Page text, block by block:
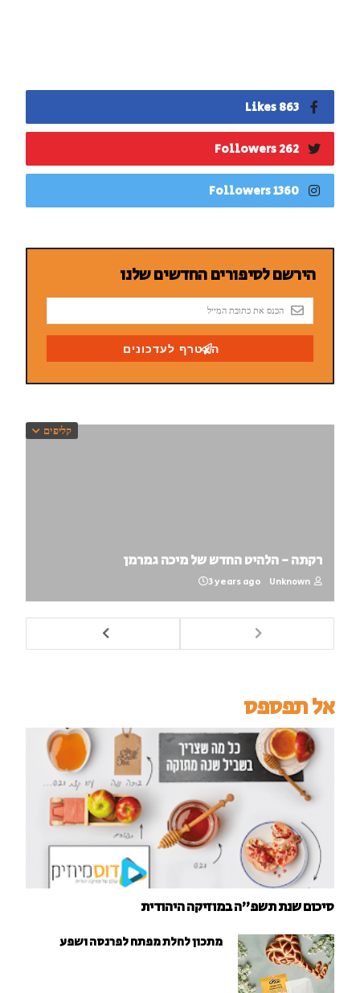
863 Likes
262 Followers
1360 Followers
קליפים
רקתה - הלהיט החדש של מיכה גמרמן
Unknown
3 years ago
אל תפספס
סיכום שנת תשפ"ה במוזיקה היהודית
מתכון לחלת מפתח לפרנסה ושפע